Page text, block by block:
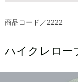
商品コード／2222
ハイクレロー